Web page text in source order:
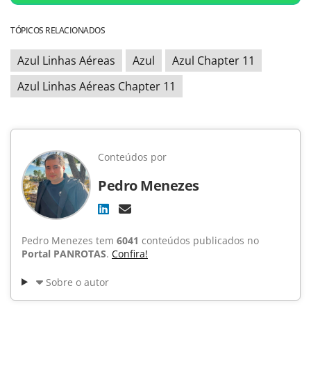
TÓPICOS RELACIONADOS
Azul Linhas Aéreas Azul
Azul Chapter 11
Azul Linhas Aéreas Chapter 11
Conteúdos por
Pedro Menezes
Pedro Menezes tem 6041 conteúdos publicados no
Portal PANROTAS. Confira!
Sobre o autor